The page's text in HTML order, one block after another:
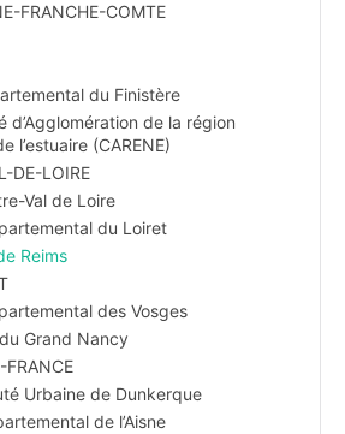
FRANCHE-COMTE
du Finistère
d’Agglomération de la région
l’estuaire (CARENE)
DE-LOIRE
Val de Loire
du Loiret
Reims
des Vosges
Grand Nancy
FRANCE
Urbaine de Dunkerque
de l’Aisne